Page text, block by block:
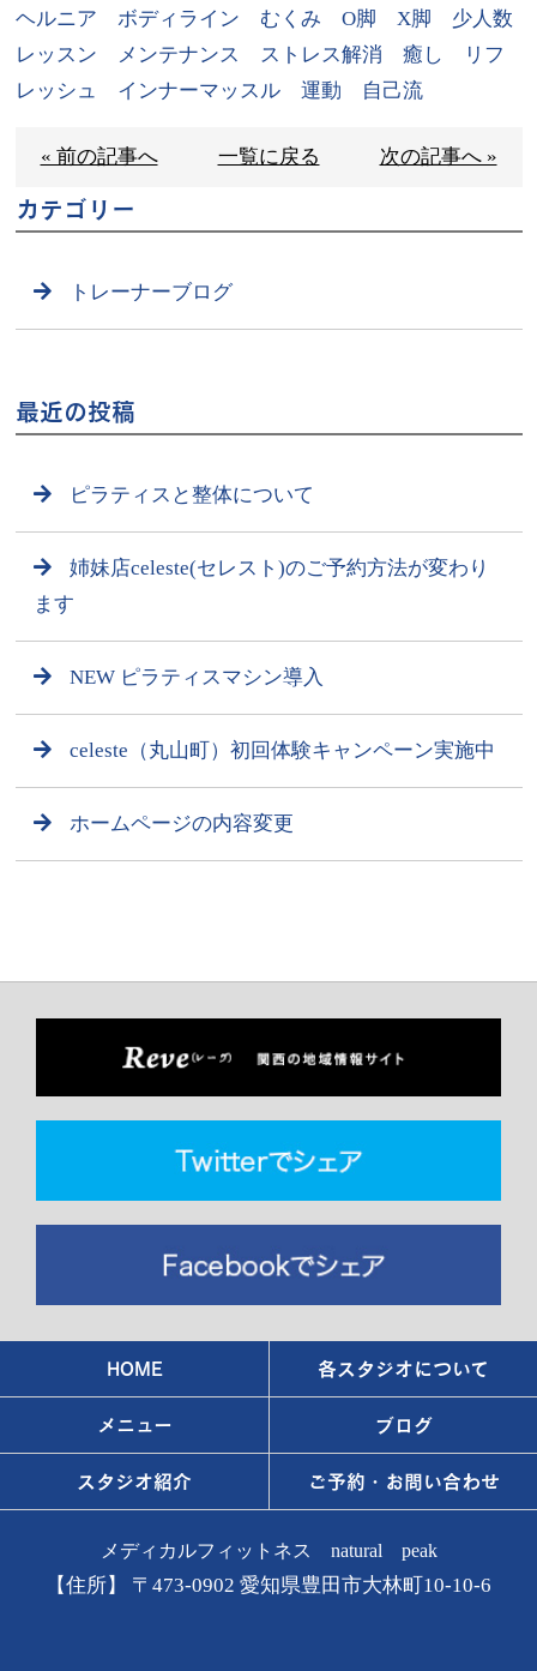
ヘルニア ボディライン むくみ O脚 X脚 少人数
レッスン メンテナンス ストレス解消 癒し リフ
レッシュ インナーマッスル 運動 自己流
« 前の記事へ 一覧に戻る 次の記事へ »
カテゴリー
トレーナーブログ
最近の投稿
ピラティスと整体について
姉妹店celeste(セレスト)のご予約方法が変わり
ます
NEW ピラティスマシン導入
celeste（丸山町）初回体験キャンペーン実施中
ホームページの内容変更
HOME 各スタジオについて
メニュー ブログ
スタジオ紹介 ご予約・お問い合わせ
メディカルフィットネス natural peak
【住所】 〒473-0902 愛知県豊田市大林町10-10-6